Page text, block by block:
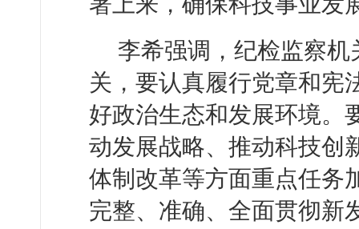
李希强调，纪检监察
关，要认真履行党章和宪
好政治生态和发展环境。
动发展战略、推动科技创
体制改革等方面重点任务
完整、准确、全面贯彻新